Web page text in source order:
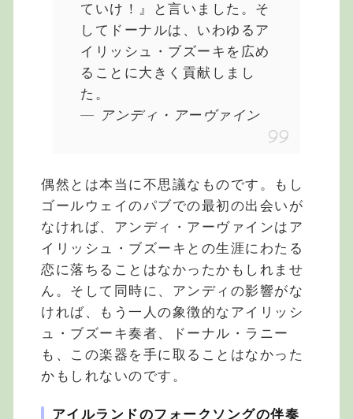
ていけ！』と言いました。そ
してドーナルは、いわゆるア
イリッシュ・ブズーキを広め
ることに大きく貢献しまし
た。
― アンディ・アーヴァイン
偶然とは本当に不思議なものです。もし
ゴールウェイのパブでの最初の出会いが
なければ、アンディ・アーヴァインはア
イリッシュ・ブズーキとの生涯にわたる
恋に落ちることはなかったかもしれませ
ん。そして同時に、アンディの影響がな
ければ、もう一人の象徴的なアイリッシ
ュ・ブズーキ奏者、ドーナル・ラニー
も、この楽器を手に取ることはなかった
かもしれないのです。
アイルランドのフォークソングの伴奏